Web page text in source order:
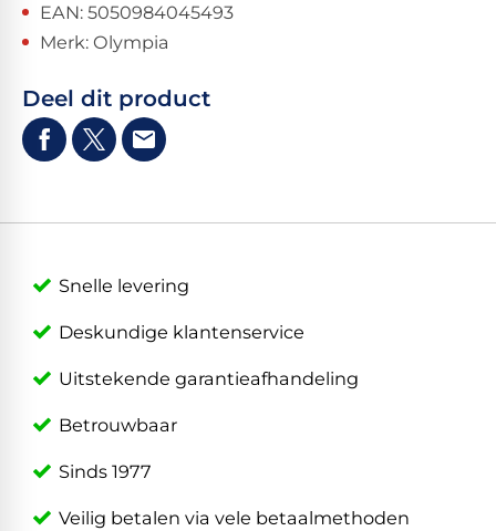
EAN: 5050984045493
Merk: Olympia
Deel dit product
Snelle levering
Deskundige klantenservice
Uitstekende garantieafhandeling
Betrouwbaar
Sinds 1977
Veilig betalen via vele betaalmethoden